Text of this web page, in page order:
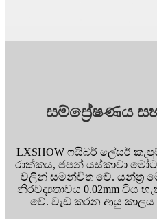
සම්ප්‍රේෂණය
LXSHOW ෆයිබර් ලේසර්
රාක්කය, ජපන් යස්කාවා
වලින් සමන්විත වේ. යන්ත්‍ර
නිරවද්‍යතාවය 0.02mm විය
වේ. වැඩ කරන ආයු කාලය